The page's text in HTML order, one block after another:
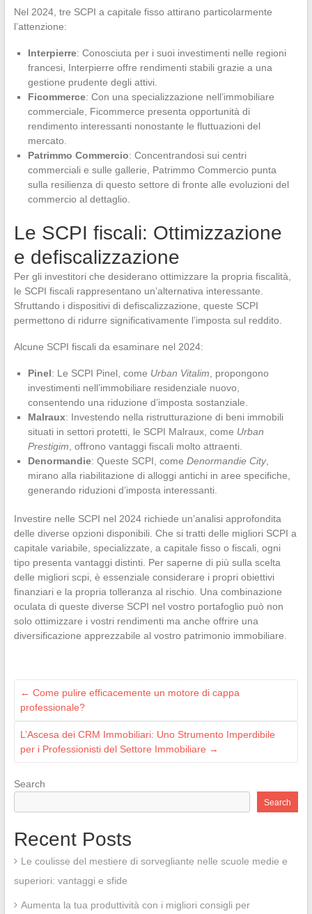
Nel 2024, tre SCPI a capitale fisso attirano particolarmente
l’attenzione:
Interpierre: Conosciuta per i suoi investimenti nelle regioni
francesi, Interpierre offre rendimenti stabili grazie a una
gestione prudente degli attivi.
Ficommerce: Con una specializzazione nell’immobiliare
commerciale, Ficommerce presenta opportunità di
rendimento interessanti nonostante le fluttuazioni del
mercato.
Patrimmo Commercio: Concentrandosi sui centri
commerciali e sulle gallerie, Patrimmo Commercio punta
sulla resilienza di questo settore di fronte alle evoluzioni del
commercio al dettaglio.
Le SCPI fiscali: Ottimizzazione
e defiscalizzazione
Per gli investitori che desiderano ottimizzare la propria fiscalità,
le SCPI fiscali rappresentano un’alternativa interessante.
Sfruttando i dispositivi di defiscalizzazione, queste SCPI
permettono di ridurre significativamente l’imposta sul reddito.
Alcune SCPI fiscali da esaminare nel 2024:
Pinel: Le SCPI Pinel, come Urban Vitalim , propongono
investimenti nell’immobiliare residenziale nuovo,
consentendo una riduzione d’imposta sostanziale.
Malraux: Investendo nella ristrutturazione di beni immobili
situati in settori protetti, le SCPI Malraux, come Urban
Prestigim , offrono vantaggi fiscali molto attraenti.
Denormandie: Queste SCPI, come Denormandie City,
mirano alla riabilitazione di alloggi antichi in aree specifiche,
generando riduzioni d’imposta interessanti.
Investire nelle SCPI nel 2024 richiede un’analisi approfondita
delle diverse opzioni disponibili. Che si tratti delle migliori SCPI a
capitale variabile, specializzate, a capitale fisso o fiscali, ogni
tipo presenta vantaggi distinti. Per saperne di più sulla scelta
delle migliori scpi, è essenziale considerare i propri obiettivi
finanziari e la propria tolleranza al rischio. Una combinazione
oculata di queste diverse SCPI nel vostro portafoglio può non
solo ottimizzare i vostri rendimenti ma anche offrire una
diversificazione apprezzabile al vostro patrimonio immobiliare.
← Come pulire efficacemente un motore di cappa
professionale?
L’Ascesa dei CRM Immobiliari: Uno Strumento Imperdibile
per i Professionisti del Settore Immobiliare →
Search
Search
Recent Posts
Le coulisse del mestiere di sorvegliante nelle scuole medie e
superiori: vantaggi e sfide
Aumenta la tua produttività con i migliori consigli per